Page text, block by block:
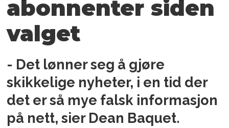
abonnenter siden
valget
- Det lønner seg å gjøre
skikkelige nyheter, i en tid der
det er så mye falsk informasjon
på nett, sier Dean Baquet.